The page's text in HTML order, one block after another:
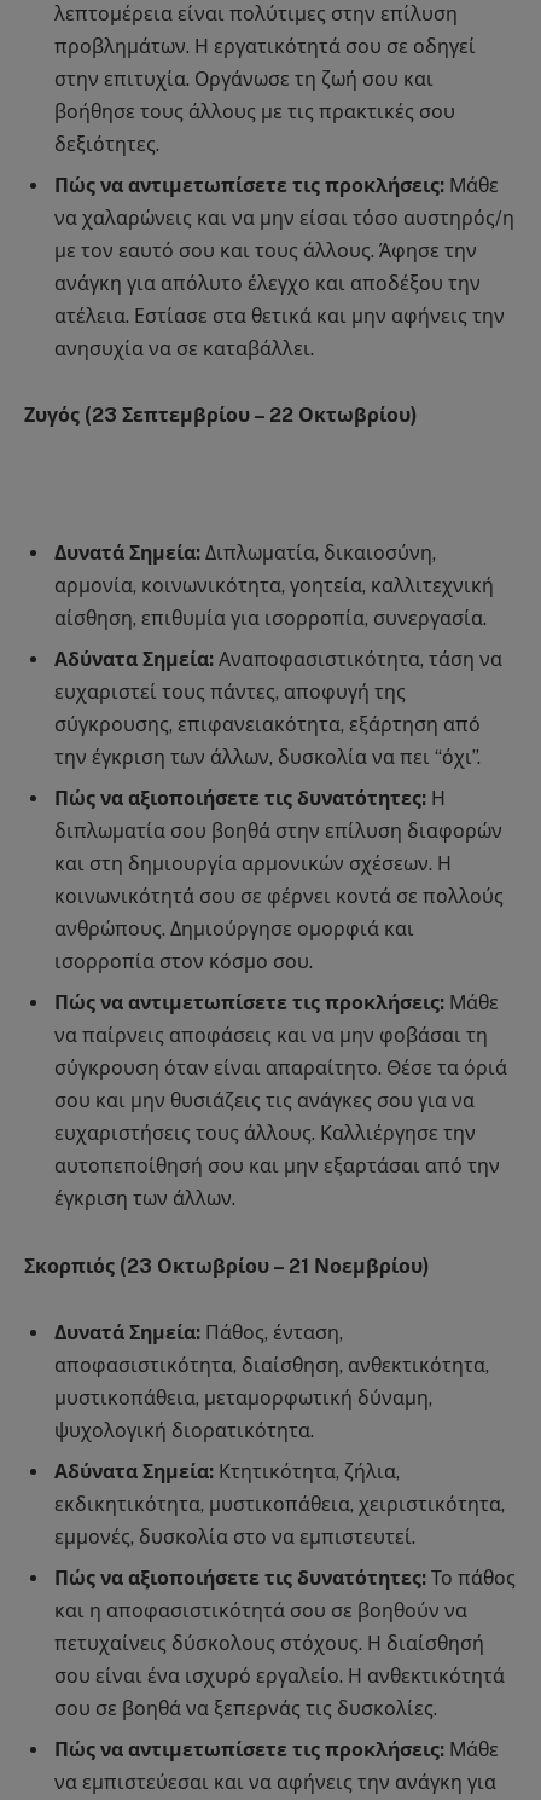
λεπτομέρεια είναι πολύτιμες στην επίλυση
προβλημάτων. Η εργατικότητά σου σε οδηγεί
στην επιτυχία. Οργάνωσε τη ζωή σου και
βοήθησε τους άλλους με τις πρακτικές σου
δεξιότητες.
Πώς να αντιμετωπίσετε τις προκλήσεις: Μάθε
να χαλαρώνεις και να μην είσαι τόσο αυστηρός/η
με τον εαυτό σου και τους άλλους. Άφησε την
ανάγκη για απόλυτο έλεγχο και αποδέξου την
ατέλεια. Εστίασε στα θετικά και μην αφήνεις την
ανησυχία να σε καταβάλλει.
Ζυγός (23 Σεπτεμβρίου – 22 Οκτωβρίου)
Δυνατά Σημεία: Διπλωματία, δικαιοσύνη,
αρμονία, κοινωνικότητα, γοητεία, καλλιτεχνική
αίσθηση, επιθυμία για ισορροπία, συνεργασία.
Αδύνατα Σημεία: Αναποφασιστικότητα, τάση να
ευχαριστεί τους πάντες, αποφυγή της
σύγκρουσης, επιφανειακότητα, εξάρτηση από
την έγκριση των άλλων, δυσκολία να πει “όχι”.
Πώς να αξιοποιήσετε τις δυνατότητες: Η
διπλωματία σου βοηθά στην επίλυση διαφορών
και στη δημιουργία αρμονικών σχέσεων. Η
κοινωνικότητά σου σε φέρνει κοντά σε πολλούς
ανθρώπους. Δημιούργησε ομορφιά και
ισορροπία στον κόσμο σου.
Πώς να αντιμετωπίσετε τις προκλήσεις: Μάθε
να παίρνεις αποφάσεις και να μην φοβάσαι τη
σύγκρουση όταν είναι απαραίτητο. Θέσε τα όριά
σου και μην θυσιάζεις τις ανάγκες σου για να
ευχαριστήσεις τους άλλους. Καλλιέργησε την
αυτοπεποίθησή σου και μην εξαρτάσαι από την
έγκριση των άλλων.
Σκορπιός (23 Οκτωβρίου – 21 Νοεμβρίου)
Δυνατά Σημεία: Πάθος, ένταση,
αποφασιστικότητα, διαίσθηση, ανθεκτικότητα,
μυστικοπάθεια, μεταμορφωτική δύναμη,
ψυχολογική διορατικότητα.
Αδύνατα Σημεία: Κτητικότητα, ζήλια,
εκδικητικότητα, μυστικοπάθεια, χειριστικότητα,
εμμονές, δυσκολία στο να εμπιστευτεί.
Πώς να αξιοποιήσετε τις δυνατότητες: Το πάθος
και η αποφασιστικότητά σου σε βοηθούν να
πετυχαίνεις δύσκολους στόχους. Η διαίσθησή
σου είναι ένα ισχυρό εργαλείο. Η ανθεκτικότητά
σου σε βοηθά να ξεπερνάς τις δυσκολίες.
Πώς να αντιμετωπίσετε τις προκλήσεις: Μάθε
να εμπιστεύεσαι και να αφήνεις την ανάγκη για